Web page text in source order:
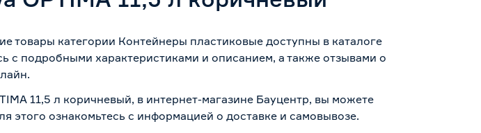
товары категории Контейнеры пластиковые доступны в каталоге
с подробными характеристиками и описанием, а также отзывами о
11,5 л коричневый, в интернет-магазине Бауцентр, вы можете
этого ознакомьтесь с информацией о доставке и самовывозе.